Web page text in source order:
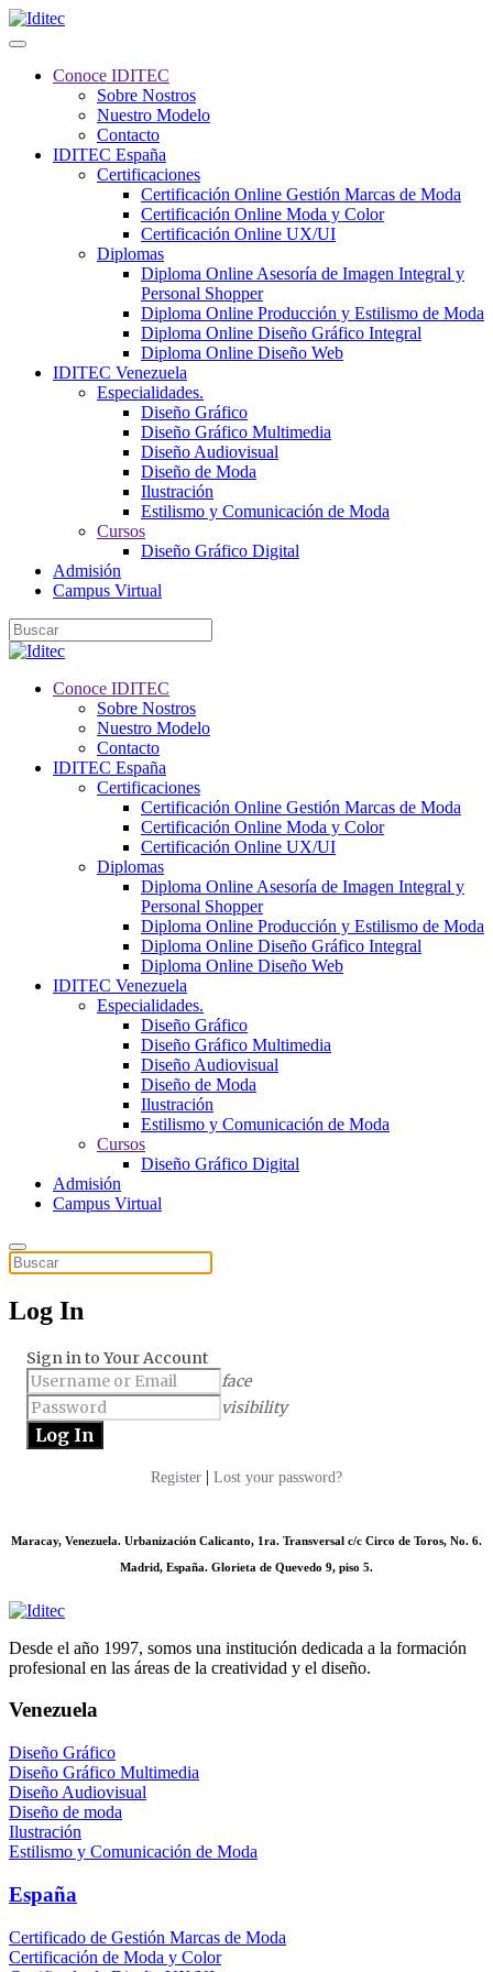
Conoce IDITEC
Sobre Nostros
Nuestro Modelo
Contacto
IDITEC España
Certificaciones
Certificación Online Gestión Marcas de Moda
Certificación Online Moda y Color
Certificación Online UX/UI
Diplomas
Diploma Online Asesoría de Imagen Integral y
Personal Shopper
Diploma Online Producción y Estilismo de Moda
Diploma Online Diseño Gráfico Integral
Diploma Online Diseño Web
IDITEC Venezuela
Especialidades.
Diseño Gráfico
Diseño Gráfico Multimedia
Diseño Audiovisual
Diseño de Moda
Ilustración
Estilismo y Comunicación de Moda
Cursos
Diseño Gráfico Digital
Admisión
Campus Virtual
Conoce IDITEC
Sobre Nostros
Nuestro Modelo
Contacto
IDITEC España
Certificaciones
Certificación Online Gestión Marcas de Moda
Certificación Online Moda y Color
Certificación Online UX/UI
Diplomas
Diploma Online Asesoría de Imagen Integral y
Personal Shopper
Diploma Online Producción y Estilismo de Moda
Diploma Online Diseño Gráfico Integral
Diploma Online Diseño Web
IDITEC Venezuela
Especialidades.
Diseño Gráfico
Diseño Gráfico Multimedia
Diseño Audiovisual
Diseño de Moda
Ilustración
Estilismo y Comunicación de Moda
Cursos
Diseño Gráfico Digital
Admisión
Campus Virtual
Log In
Sign in to Your Account
face
visibility
Register | Lost your password?
Maracay, Venezuela. Urbanización Calicanto, 1ra. Transversal c/c Circo de Toros, No. 6.
Madrid, España. Glorieta de Quevedo 9, piso 5.
Desde el año 1997, somos una institución dedicada a la formación
profesional en las áreas de la creatividad y el diseño.
Venezuela
Diseño Gráfico
Diseño Gráfico Multimedia
Diseño Audiovisual
Diseño de moda
Ilustración
Estilismo y Comunicación de Moda
España
Certificado de Gestión Marcas de Moda
Certificación de Moda y Color